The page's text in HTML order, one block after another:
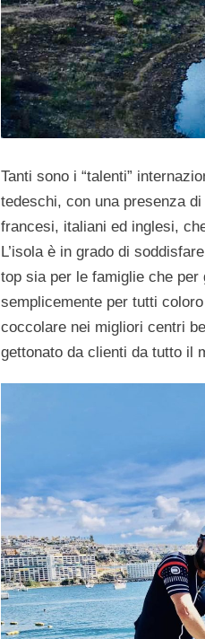
Tanti sono i “talenti”
tedeschi, con una presenza
francesi, italiani ed inglesi,
L’isola è in grado di
top sia per le famiglie che
semplicemente per tutti
coccolare nei migliori centri
gettonato da clienti da tutto il